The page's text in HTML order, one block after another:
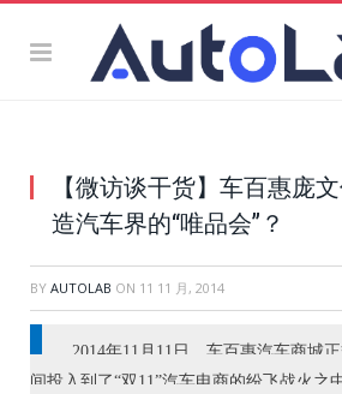
【微访谈干货】车百惠庞
造汽车界的“唯品会”？
BY AUTOLAB ON 11 11 月, 2014
2014年11月11日，车百惠汽车商城
间投入到了“双11”汽车电商的纷飞战火之